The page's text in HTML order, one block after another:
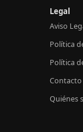
Legal
Aviso
Política
Política
Contacto
Quiénes